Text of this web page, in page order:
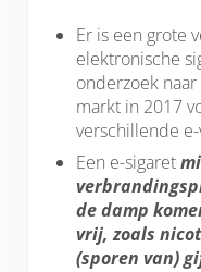
Er is een grote
elektronische
onderzoek
markt in 2017
verschillende
Een e-sigaret
de damp
vrij, zoals
(sporen van)